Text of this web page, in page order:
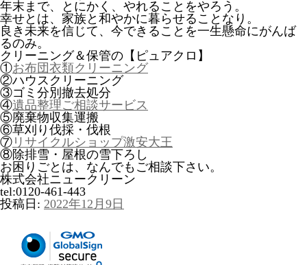
年末まで、とにかく、やれることをやろう。
幸せとは、家族と和やかに暮らせることなり。
良き未来を信じて、今できることを一生懸命にがんば
るのみ。
クリーニング＆保管の【ピュアクロ】
①お布団衣類クリーニング
②ハウスクリーニング
③ゴミ分別撤去処分
④遺品整理ご相談サービス
⑤廃棄物収集運搬
⑥草刈り伐採・伐根
⑦ リサイクルショップ激安大王
⑧除排雪・屋根の雪下ろし
お困りごとは、なんでもご相談下さい。
株式会社ニュークリーン
tel:0120-461-443
投稿日: 2022年12月9日